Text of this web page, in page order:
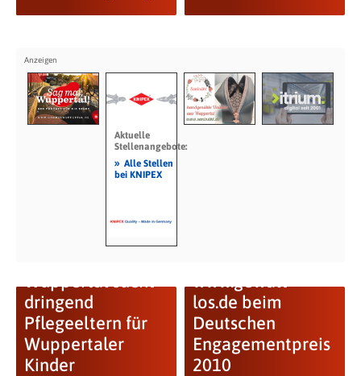
Aktuelle
Stellenangebote:
» Alle Stellen
bei KNIPEX
dringend
Pflegeeltern für
Wuppertaler
Kinder
los.de beim
Deutschen
Engagementpreis
2010